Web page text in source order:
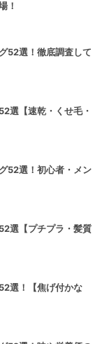
！
52選！徹底調査して
選【速乾・くせ毛・
52選！初心者・メン
選【プチプラ・髪質
選！【焦げ付かな